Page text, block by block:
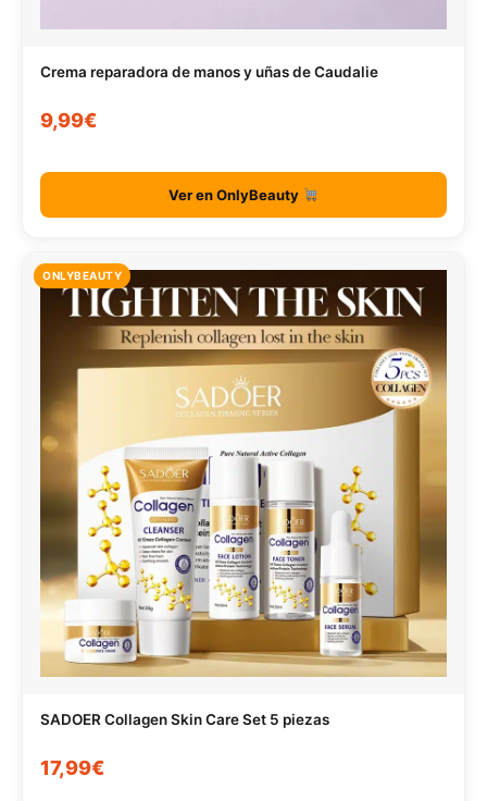
Crema reparadora de manos y uñas de Caudalie
9,99€
Ver en OnlyBeauty
ONLYBEAUTY
SADOER Collagen Skin Care Set 5 piezas
17,99€